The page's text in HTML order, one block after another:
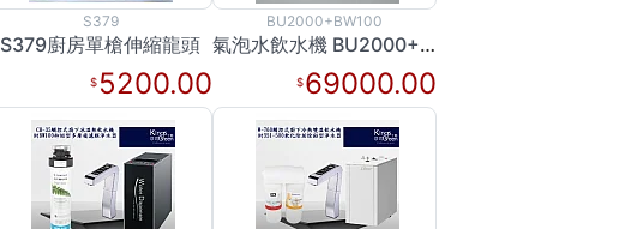
S379
S379廚房單槍伸縮龍頭
5200.00
BU2000+BW100
氣泡水飲水機 BU2000+BW100(促銷價)
69000.00